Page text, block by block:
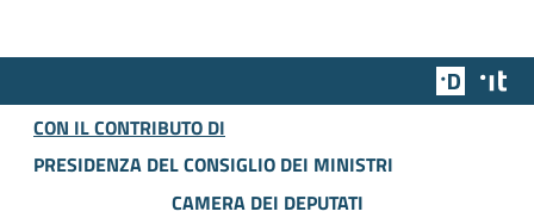
Team
CON IL CONTRIBUTO DI
PRESIDENZA DEL CONSIGLIO DEI MINISTRI
CAMERA DEI DEPUTATI